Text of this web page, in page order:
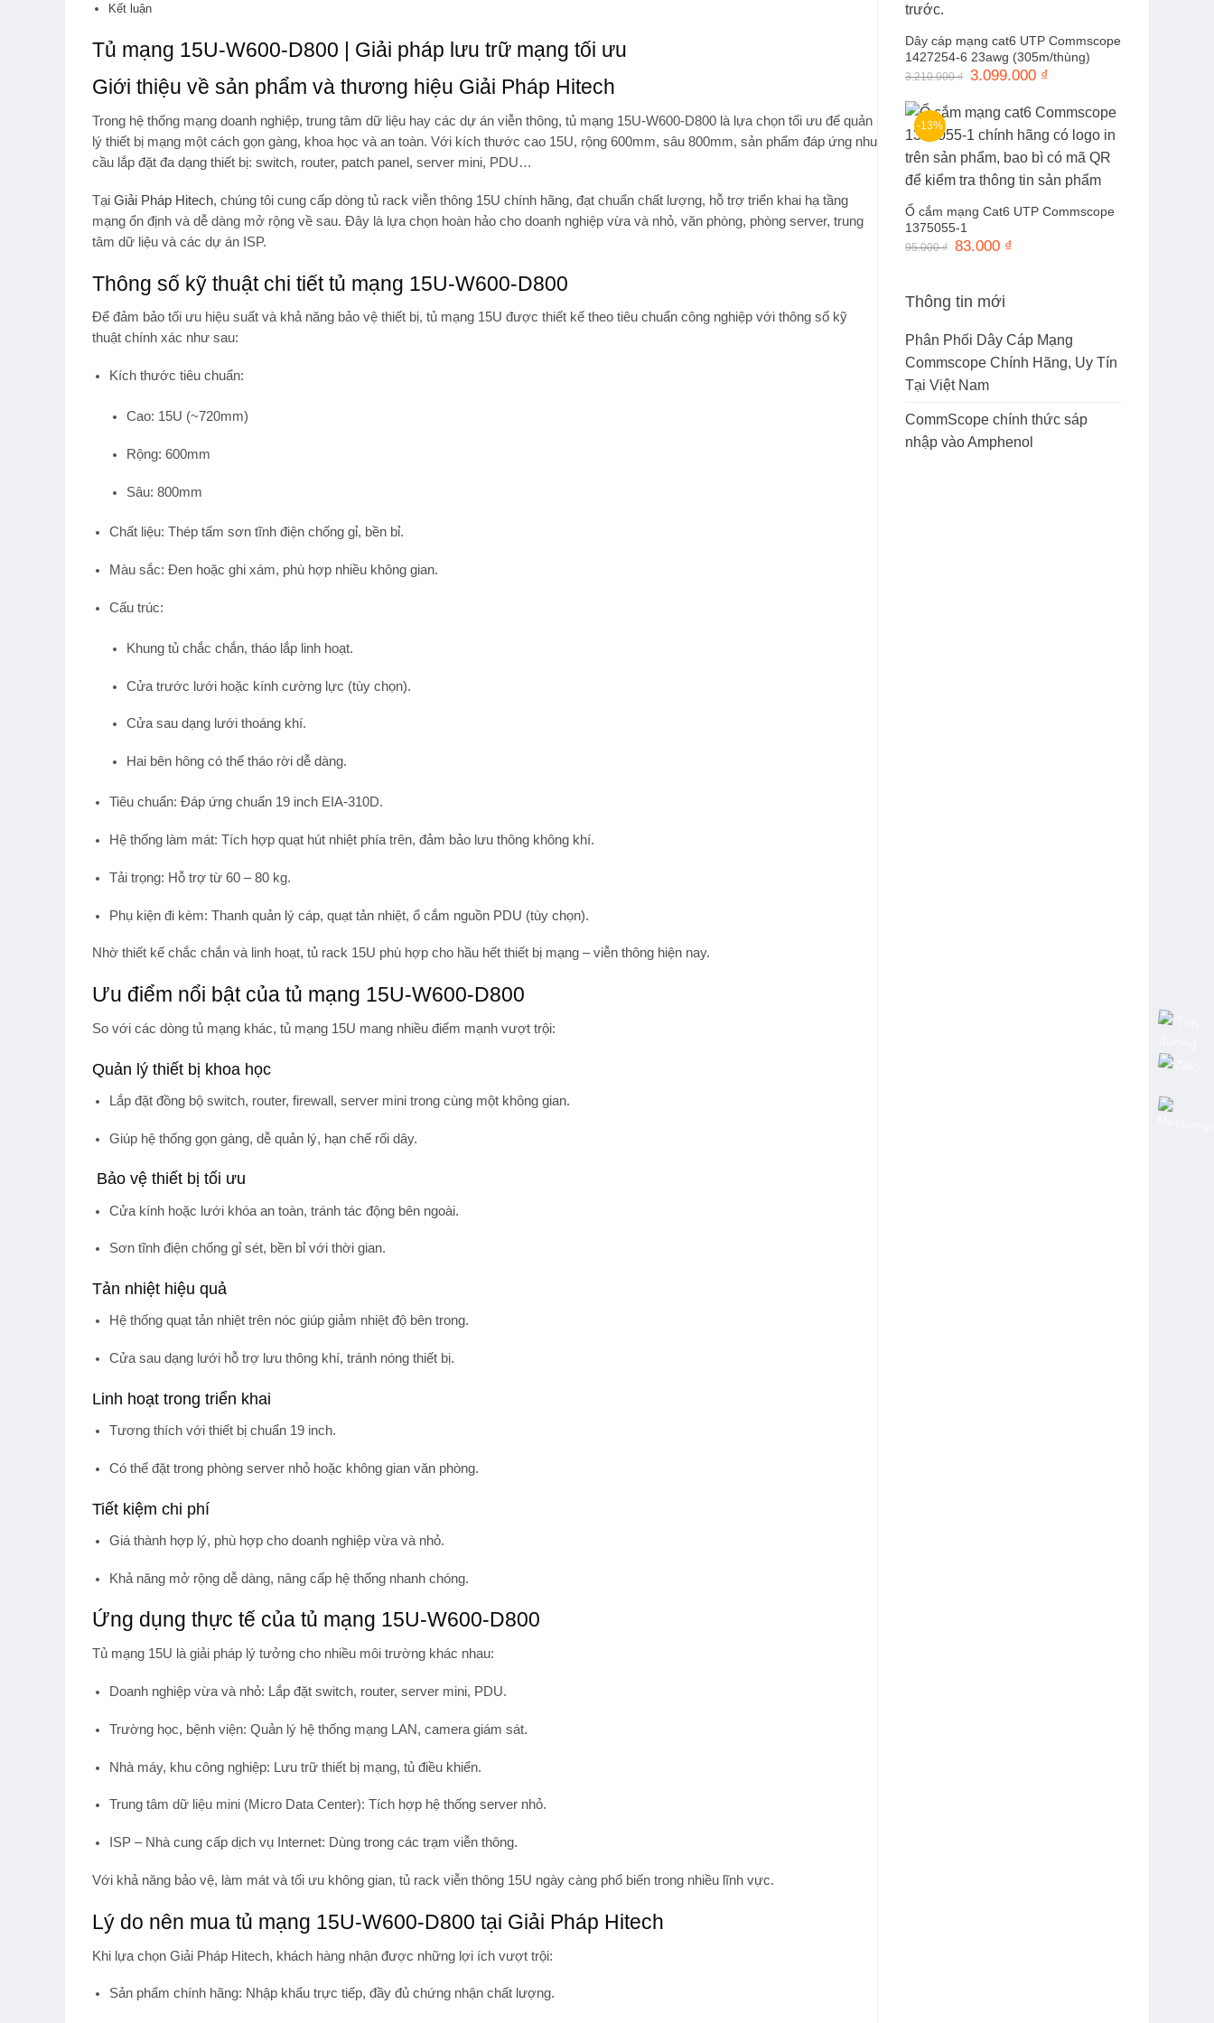
Dây cáp mạng cat6 UTP Commscope
1427254-6 23awg (305m/thùng)
3.210.000₫
Giá
3.210.000 ₫.
3.099.000 ₫
là:
3.099.000 ₫.
-13%
Ổ cắm mạng Cat6 UTP Commscope
1375055-1
95.000₫ Giá
83.000 ₫
Thông tin mới
Phân Phối Dây Cáp Mạng
Commscope Chính Hãng, Uy Tín
Tại Việt Nam
CommScope chính thức sáp
nhập vào Amphenol
Kết luận
Tủ mạng 15U-W600-D800 | Giải pháp lưu trữ mạng tối ưu
Giới thiệu về sản phẩm và thương hiệu Giải Pháp Hitech
Trong hệ thống mạng doanh nghiệp, trung tâm dữ liệu hay các dự án viễn thông, tủ mạng 15U-W600-D800 là lựa chọn tối ưu để quản
lý thiết bị mạng một cách gọn gàng, khoa học và an toàn. Với kích thước cao 15U, rộng 600mm, sâu 800mm, sản phẩm đáp ứng nhu
cầu lắp đặt đa dạng thiết bị: switch, router, patch panel, server mini, PDU…
Tại Giải Pháp Hitech, chúng tôi cung cấp dòng tủ rack viễn thông 15U chính hãng, đạt chuẩn chất lượng, hỗ trợ triển khai hạ tầng
mạng ổn định và dễ dàng mở rộng về sau. Đây là lựa chọn hoàn hảo cho doanh nghiệp vừa và nhỏ, văn phòng, phòng server, trung
tâm dữ liệu và các dự án ISP.
Thông số kỹ thuật chi tiết tủ mạng 15U-W600-D800
Để đảm bảo tối ưu hiệu suất và khả năng bảo vệ thiết bị, tủ mạng 15U được thiết kế theo tiêu chuẩn công nghiệp với thông số kỹ
thuật chính xác như sau:
Kích thước tiêu chuẩn:
Cao: 15U (~720mm)
Rộng: 600mm
Sâu: 800mm
Chất liệu: Thép tấm sơn tĩnh điện chống gỉ, bền bỉ.
Màu sắc: Đen hoặc ghi xám, phù hợp nhiều không gian.
Cấu trúc:
Khung tủ chắc chắn, tháo lắp linh hoạt.
Cửa trước lưới hoặc kính cường lực (tùy chọn).
Cửa sau dạng lưới thoáng khí.
Hai bên hông có thể tháo rời dễ dàng.
Tiêu chuẩn: Đáp ứng chuẩn 19 inch EIA-310D.
Hệ thống làm mát: Tích hợp quạt hút nhiệt phía trên, đảm bảo lưu thông không khí.
Tải trọng: Hỗ trợ từ 60 – 80 kg.
Phụ kiện đi kèm: Thanh quản lý cáp, quạt tản nhiệt, ổ cắm nguồn PDU (tùy chọn).
Nhờ thiết kế chắc chắn và linh hoạt, tủ rack 15U phù hợp cho hầu hết thiết bị mạng – viễn thông hiện nay.
Ưu điểm nổi bật của tủ mạng 15U-W600-D800
So với các dòng tủ mạng khác, tủ mạng 15U mang nhiều điểm mạnh vượt trội:
Quản lý thiết bị khoa học
Lắp đặt đồng bộ switch, router, firewall, server minitrong cùng một không gian.
Giúp hệ thống gọn gàng, dễ quản lý, hạn chế rối dây.
Bảo vệ thiết bị tối ưu
Cửa kính hoặc lưới khóa an toàn, tránh tác động bên ngoài.
Sơn tĩnh điện chống gỉ sét, bền bỉ với thời gian.
Tản nhiệt hiệu quả
Hệ thống quạt tản nhiệt trên nóc giúp giảm nhiệt độ bên trong.
Cửa sau dạng lưới hỗ trợ lưu thông khí, tránh nóng thiết bị.
Linh hoạt trong triển khai
Tương thích với thiết bị chuẩn 19 inch.
Có thể đặt trong phòng server nhỏ hoặc không gian văn phòng.
Tiết kiệm chi phí
Giá thành hợp lý, phù hợp cho doanh nghiệp vừa và nhỏ.
Khả năng mở rộng dễ dàng, nâng cấp hệ thống nhanh chóng.
Ứng dụng thực tế của tủ mạng 15U-W600-D800
Tủ mạng 15U là giải pháp lý tưởng cho nhiều môi trường khác nhau:
Doanh nghiệp vừa và nhỏ: Lắp đặt switch, router, server mini, PDU.
Trường học, bệnh viện: Quản lý hệ thống mạng LAN, camera giám sát.
Nhà máy, khu công nghiệp: Lưu trữ thiết bị mạng, tủ điều khiển.
Trung tâm dữ liệu mini (Micro Data Center): Tích hợp hệ thống server nhỏ.
ISP – Nhà cung cấp dịch vụ Internet: Dùng trong các trạm viễn thông.
Với khả năng bảo vệ, làm mát và tối ưu không gian, tủ rack viễn thông 15U ngày càng phổ biến trong nhiều lĩnh vực.
Lý do nên mua tủ mạng 15U-W600-D800 tại Giải Pháp Hitech
Khi lựa chọn Giải Pháp Hitech, khách hàng nhận được những lợi ích vượt trội:
Sản phẩm chính hãng: Nhập khẩu trực tiếp, đầy đủ chứng nhận chất lượng.